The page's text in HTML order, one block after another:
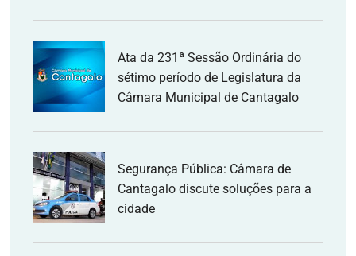
Ata da 231ª Sessão Ordinária do
sétimo período de Legislatura da
Câmara Municipal de Cantagalo
Segurança Pública: Câmara de
Cantagalo discute soluções para a
cidade